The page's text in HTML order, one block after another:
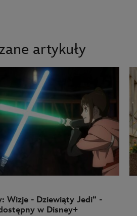
artykuły
Wizje - Dziewiąty Jedi” -
w Disney+